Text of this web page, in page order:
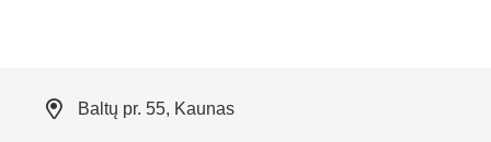
Baltų pr. 55, Kaunas